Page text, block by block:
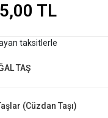
TL
taksitlerle
TAŞ
(Cüzdan Taşı)